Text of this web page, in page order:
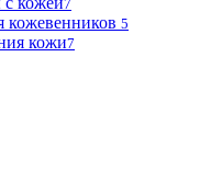
7
кожевенников 5
кожи7